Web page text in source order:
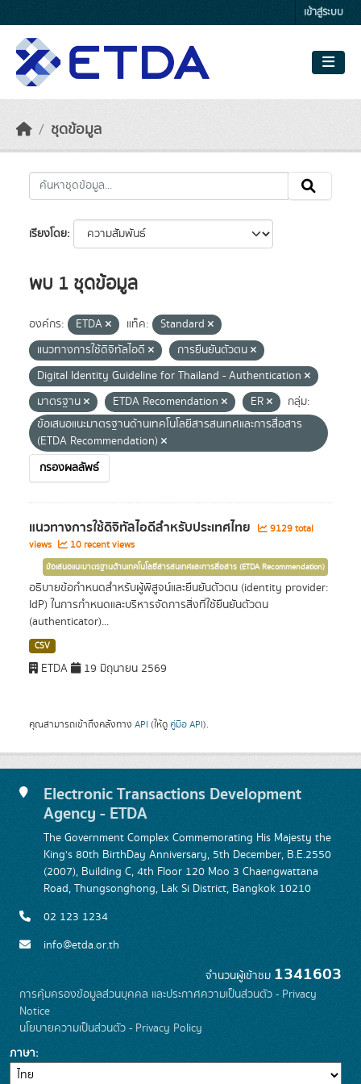
เข้าสู่ระบบ
ชุดข้อมูล
เรียงโดย
พบ 1 ชุดข้อมูล
องค์กร: ETDA แท็ค:
Standard
แนวทางการใช้ดิจิทัลไอดี
การยืนยันตัวตน
Digital Identity Guideline for Thailand - Authentication
มาตรฐาน
ETDA Recomendation ER
กลุ่ม:
ข้อเสนอแนะมาตรฐานด้านเทคโนโลยีสารสนเทศและการสื่อสาร
(ETDA Recommendation)
กรองผลลัพธ์
แนวทางการใช้ดิจิทัลไอดีสำหรับประเทศไทย
9129 total
views
10 recent views
ข้อเสนอแนะมาตรฐานด้านเทคโนโลยีสารสนเทศและการสื่อสาร (ETDA Recommendation)
อธิบายข้อกำหนดสำหรับผู้พิสูจน์และยืนยันตัวตน (identity provider:
IdP) ในการกำหนดและบริหารจัดการสิ่งที่ใช้ยืนยันตัวตน
(authenticator)...
CSV
ETDA 19 มิถุนายน 2569
คุณสามารถเข้าถึงคลังทาง API (ให้ดู คู่มือ API).
Electronic Transactions Development
Agency - ETDA
The Government Complex Commemorating His Majesty the
King's 80th BirthDay Anniversary, 5th December, B.E.2550
(2007), Building C, 4th Floor 120 Moo 3 Chaengwattana
Road, Thungsonghong, Lak Si District, Bangkok 10210
02 123 1234
info@etda.or.th
จำนวนผู้เข้าชม 1341603
การคุ้มครองข้อมูลส่วนบุคคล และประกาศความเป็นส่วนตัว - Privacy
Notice
นโยบายความเป็นส่วนตัว - Privacy Policy
ภาษา